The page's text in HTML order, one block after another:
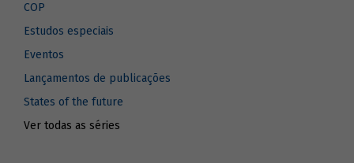
COP
Estudos especiais
Eventos
Lançamentos de publicações
States of the future
Ver todas as séries